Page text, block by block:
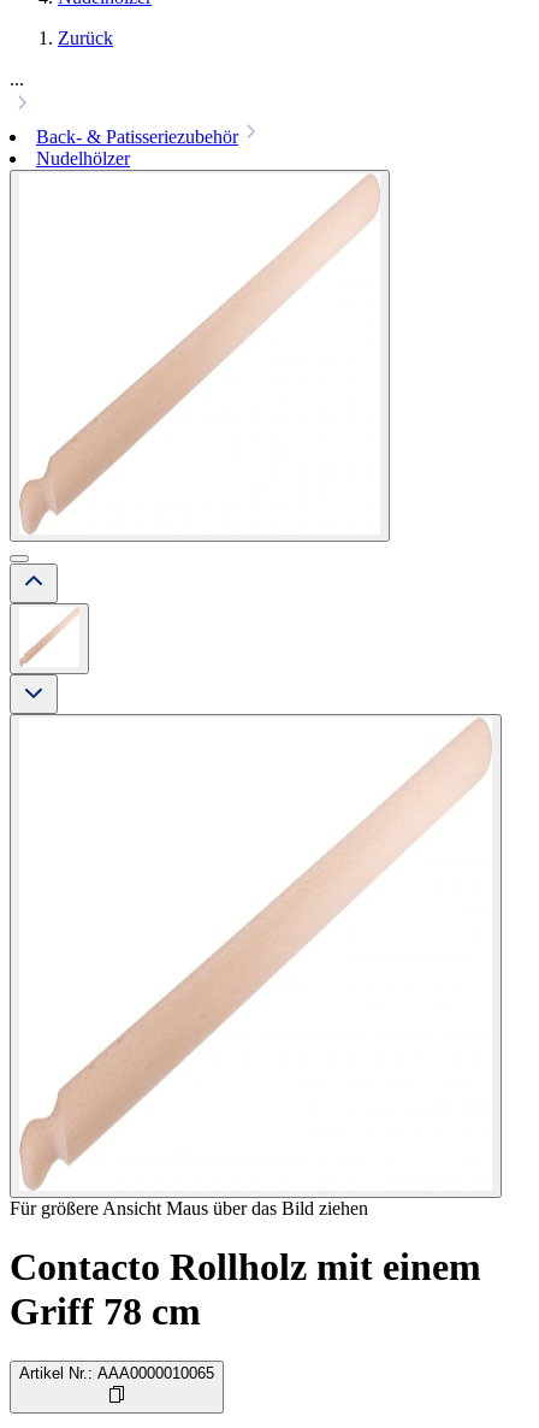
Zurück
...
Back- & Patisseriezubehör
Nudelhölzer
Für größere Ansicht Maus über das Bild ziehen
Contacto Rollholz mit einem
Griff 78 cm
Artikel Nr. : AAA0000010065